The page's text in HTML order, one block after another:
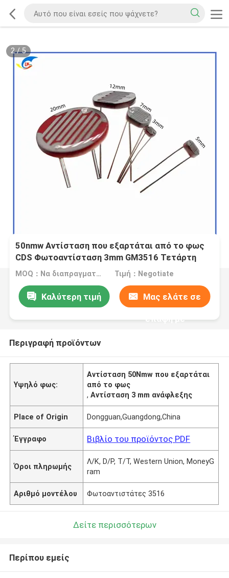
2/5
50nmw Αντίσταση που εξαρτάται από το φως
CDS Φωτοαντίσταση 3mm GM3516 Τετάρτη
100V
MOQ：Να διαπραγματευτούμε. Τιμή：Negotiate
Καλύτερη τιμή Μας ελάτε σε
επαφή με
Περιγραφή προϊόντων
Υψηλό φως:
Αντίσταση 50Nmw που εξαρτάται
από το φως
,Αντίσταση 3 mm ανάφλεξης
Place of Origin Dongguan,Guangdong,China
Έγγραφο Βιβλίο του προϊόντος PDF
Όροι πληρωμής
Λ/Κ, D/P, T/T, Western Union, MoneyG
ram
Αριθμό μοντέλου Φωτοαντιστάτες 3516
Δείτε περισσότερων
Περίπου εμείς